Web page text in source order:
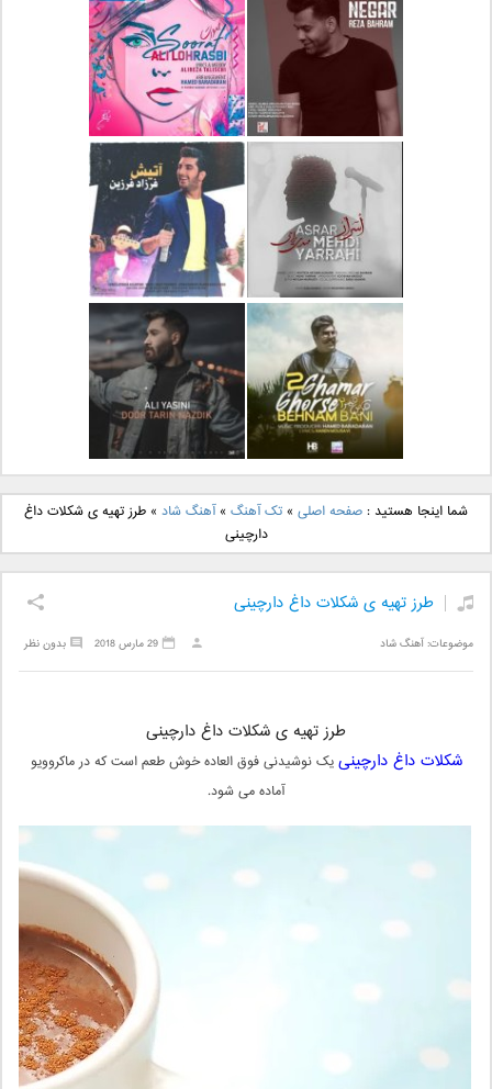
دانلود آلبوم جدید سیروان
خسروی بنام مونولوگ
دانلود آهنگ جدید علیرضا
قربانی بنام خیال خوش
دانلود آهنگ جدید رضا
بهرام بنام نگار
دانلود آهنگ جدید علی
لهراسبی بنام صورت
دانلود آهنگ جدید مهدی
یراحی بنام اسرار
دانلود آهنگ جدید فرزاد
فرزین بنام آتیش
دانلود آهنگ جدید بهنام
بانی بنام قرص قمر 2
دانلود آهنگ جدید علی
یاسینی بنام دورترین نزدیک
شما اینجا هستید :صفحه اصلی »تک آهنگ »آهنگ شاد »طرز تهیه ی شکلات داغ
دارچینی
طرز تهیه ی شکلات داغ دارچینی
موضوعات:آهنگ شاد بدون نظر 29 مارس 2018
طرز تهیه ی شکلات داغ دارچینی
شکلات داغ دارچینییک نوشیدنی فوق العاده خوش طعم است که در ماکروویو
آماده می شود.